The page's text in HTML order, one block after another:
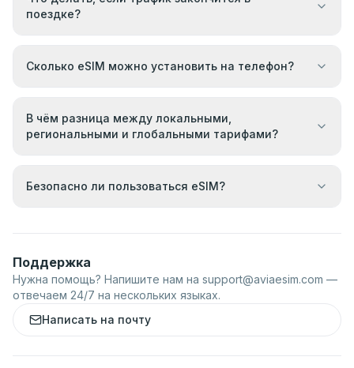
поездке?
Сколько eSIM можно установить на телефон?
В чём разница между локальными,
региональными и глобальными тарифами?
Безопасно ли пользоваться eSIM?
Поддержка
Нужна помощь? Напишите нам на support@aviaesim.com —
отвечаем 24/7 на нескольких языках.
Написать на почту